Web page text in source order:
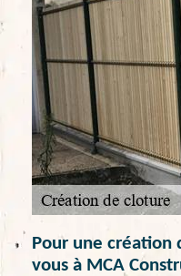
Pour une création
vous à MCA